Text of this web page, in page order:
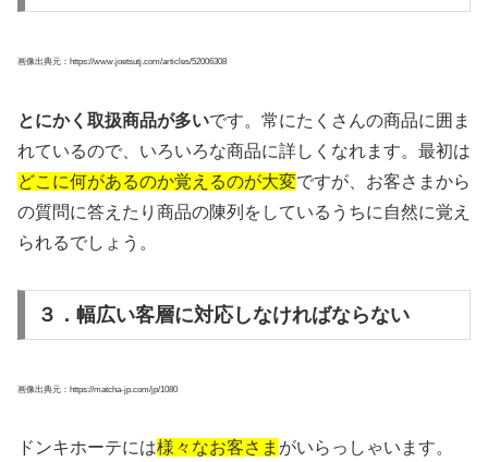
画像出典元：https://www.joetsutj.com/articles/52006308
とにかく取扱商品が多いです。常にたくさんの商品に囲ま
れているので、いろいろな商品に詳しくなれます。最初は
どこに何があるのか覚えるのが大変ですが、お客さまから
の質問に答えたり商品の陳列をしているうちに自然に覚え
られるでしょう。
３．幅広い客層に対応しなければならない
画像出典元：https://matcha-jp.com/jp/1080
ドンキホーテには様々なお客さま がいらっしゃいます。